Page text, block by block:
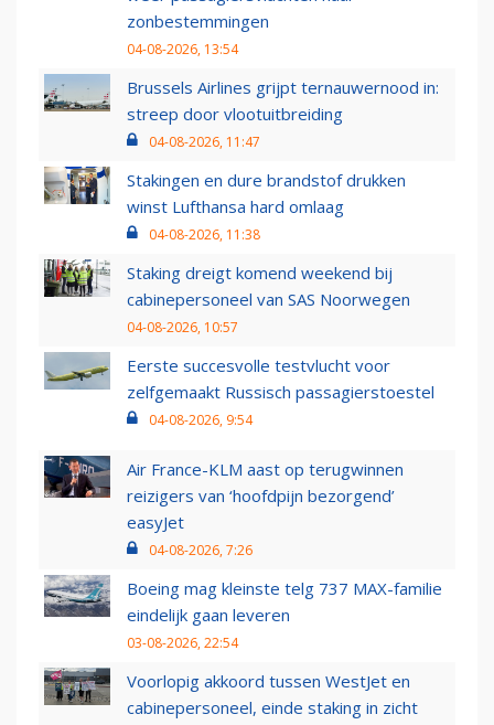
zonbestemmingen
04-08-2026, 13:54
Brussels Airlines grijpt ternauwernood in:
streep door vlootuitbreiding
04-08-2026, 11:47
Stakingen en dure brandstof drukken
winst Lufthansa hard omlaag
04-08-2026, 11:38
Staking dreigt komend weekend bij
cabinepersoneel van SAS Noorwegen
04-08-2026, 10:57
Eerste succesvolle testvlucht voor
zelfgemaakt Russisch passagierstoestel
04-08-2026, 9:54
Air France-KLM aast op terugwinnen
reizigers van ‘hoofdpijn bezorgend’
easyJet
04-08-2026, 7:26
Boeing mag kleinste telg 737 MAX-familie
eindelijk gaan leveren
03-08-2026, 22:54
Voorlopig akkoord tussen WestJet en
cabinepersoneel, einde staking in zicht